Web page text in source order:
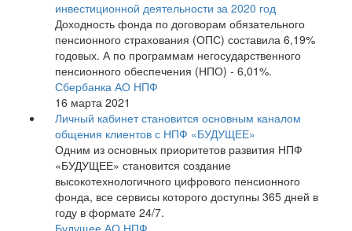
инвестиционной деятельности за 2020 год
Доходность фонда по договорам обязательного
пенсионного страхования (ОПС) составила 6,19%
годовых. А по программам негосударственного
пенсионного обеспечения (НПО) - 6,01%.
Сбербанка АО НПФ
16 марта 2021
Личный кабинет становится основным каналом
общения клиентов с НПФ «БУДУЩЕЕ»
Одним из основных приоритетов развития НПФ
«БУДУЩЕЕ» становится создание
высокотехнологичного цифрового пенсионного
фонда, все сервисы которого доступны 365 дней в
году в формате 24/7.
Будущее АО НПФ